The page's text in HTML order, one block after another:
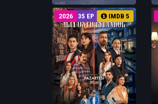
35 EP
2026 IMDB 5